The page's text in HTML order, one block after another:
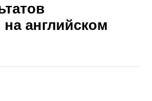
английском